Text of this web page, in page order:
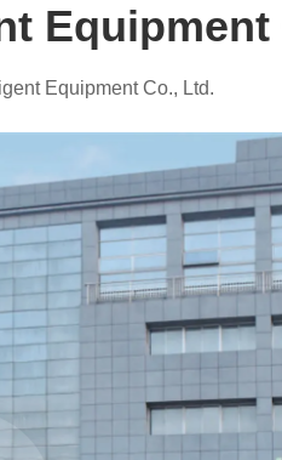
Equipment
Equipment Co., Ltd.